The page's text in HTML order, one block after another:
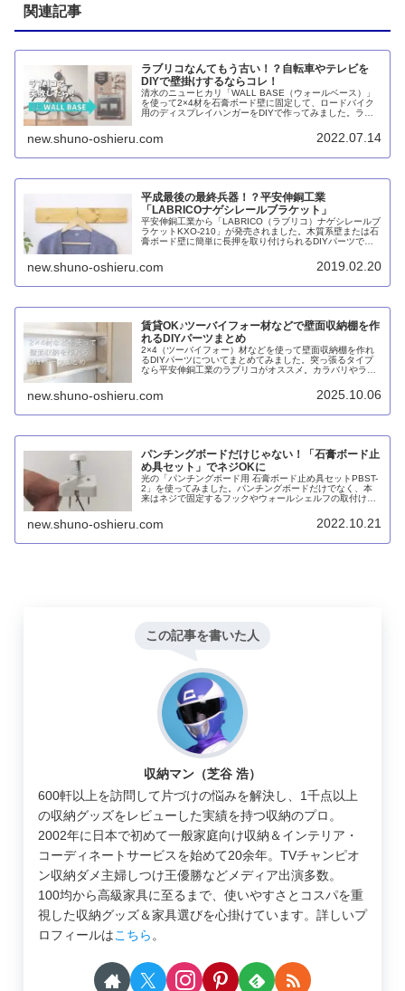
関連記事
ラブリコなんてもう古い！？自転車やテレビを
DIYで壁掛けするならコレ！
清水のニューヒカリ「WALL BASE（ウォールベース）」
を使って2×4材を石膏ボード壁に固定して、ロードバイク
用のディスプレイハンガーをDIYで作ってみました。ラブ
new.shuno-oshieru.com 2022.07.14
平成最後の最終兵器！？平安伸銅工業
「LABRICOナゲシレールブラケット」
平安伸銅工業から「LABRICO（ラブリコ）ナゲシレールブ
ラケットKXO-210」が発売されました。木質系壁または石
膏ボード壁に簡単に長押を取り付けられるDIYパーツで、
new.shuno-oshieru.com 2019.02.20
賃貸OK♪ツーバイフォー材などで壁面収納棚を作
れるDIYパーツまとめ
2×4（ツーバイフォー）材などを使って壁面収納棚を作れ
るDIYパーツについてまとめてみました。突っ張るタイプ
なら平安伸銅工業のラブリコがオススメ。カラバリやライ
もイチオシはアイワ金属のスタンドバーとニューヒカリの
ウォールベース。石膏ボードに直接固定するので倒れてく
new.shuno-oshieru.com 2025.10.06
パンチングボードだけじゃない！「石膏ボード止
め具セット」でネジOKに
光の「パンチングボード用 石膏ボード止め具セットPBST-
2」を使ってみました。パンチングボードだけでなく、本
来はネジで固定するフックやウォールシェルフの取付けに
あるので、出っ張りが気になることもあるかもしれませ
ん。
new.shuno-oshieru.com 2022.10.21
この記事を書いた人
収納マン（芝谷 浩）
600軒以上を訪問して片づけの悩みを解決し、1千点以上
の収納グッズをレビューした実績を持つ収納のプロ。
2002年に日本で初めて一般家庭向け収納＆インテリア・
コーディネートサービスを始めて20余年。TVチャンピオ
ン収納ダメ主婦しつけ王優勝などメディア出演多数。
100均から高級家具に至るまで、使いやすさとコスパを重
視した収納グッズ＆家具選びを心掛けています。詳しいプ
ロフィールはこちら 。